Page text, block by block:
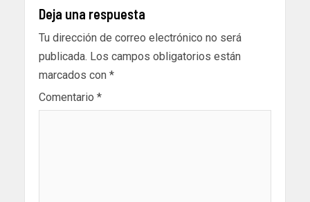
Deja una respuesta
Tu dirección de correo electrónico no será
publicada. Los campos obligatorios están
marcados con *
Comentario *